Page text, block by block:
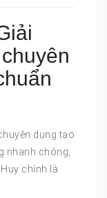
dụng tạo
nhanh chóng,
chính là